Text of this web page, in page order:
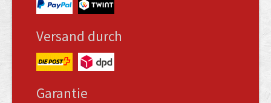
Versand durch
Garantie